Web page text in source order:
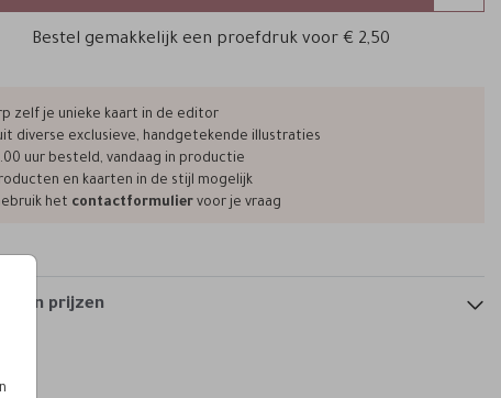
Bestel gemakkelijk een proefdruk voor€ 2,50
zelf je unieke kaart in de editor
diverse exclusieve, handgetekende illustraties
uur besteld, vandaag in productie
en kaarten in de stijl mogelijk
het contactformuliervoor je vraag
en prijzen